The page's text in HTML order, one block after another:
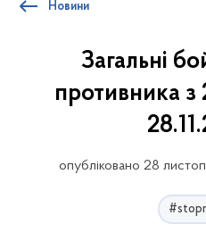
Новини
Загальні
противника з
опубліковано 28